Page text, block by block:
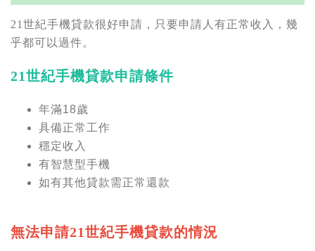
21世紀手機貸款很好申請，只要申請人有正常收入，幾
乎都可以過件。
21世紀手機貸款申請條件
年滿18歲
具備正常工作
穩定收入
有智慧型手機
如有其他貸款需正常還款
無法申請21世紀手機貸款的情況